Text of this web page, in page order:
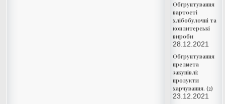
Обгрунтування
вартості
хлібобулочні та
кондитерські
вироби
28.12.2021
Обгрунтування
предмета
закупівлі:
продукти
харчування. (2)
23.12.2021